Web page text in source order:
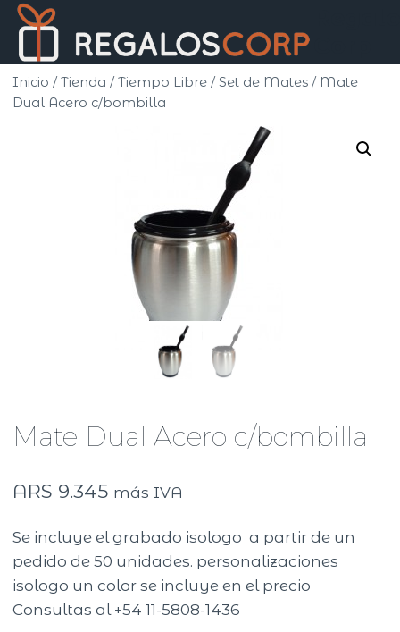
Saltar
contenido
Inicio / Tienda / Tiempo Libre / Set de Mates / Mate
Dual Acero c/bombilla
Mate Dual Acero c/bombilla
ARS 9.345 más IVA
Se incluye el grabado isologo a partir de un
pedido de 50 unidades. personalizaciones
isologo un color se incluye en el precio
Consultas al +54 11-5808-1436